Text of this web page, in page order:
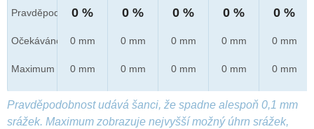
Pravděpod.
Očekáváno
Maximum
0 %
0 mm
0 mm
0 %
0 mm
0 mm
0 %
0 mm
0 mm
0 %
0 mm
0 mm
0 %
0 mm
0 mm
Pravděpodobnost udává šanci, že spadne alespoň 0,1 mm
srážek. Maximum zobrazuje nejvyšší možný úhrn srážek,